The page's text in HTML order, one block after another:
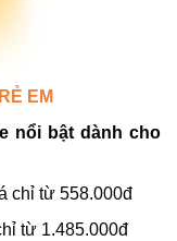
EM
nổi bật dành cho
chỉ từ 558.000đ
từ 1.485.000đ